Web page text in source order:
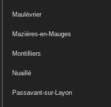
Maulévrier
Mazières-en-Mauges
Montilliers
Nuaillé
Passavant-sur-Layon